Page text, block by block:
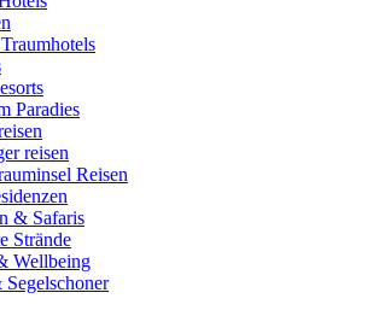
Paradies
reisen
Reisen
& Safaris
Strände
Wellbeing